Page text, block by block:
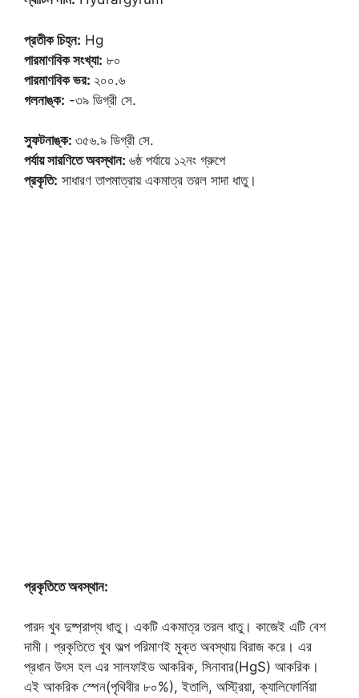
প্রতীক চিহ্ন: Hg
পারমাণবিক সংখ্যা: ৮০
পারমাণবিক ভর: ২০০.৬
গলনাঙ্ক: -৩৯ ডিগ্রী সে.
স্ফুটনাঙ্ক: ৩৫৬.৯ ডিগ্রী সে.
পর্যায় সারণিতে অবস্থান: ৬ষ্ঠ পর্যায়ে ১২নং গ্রুপে
প্রকৃতি: সাধারণ তাপমাত্রায় একমাত্র তরল সাদা ধাতু।
প্রকৃতিতে অবস্থান:
পারদ খুব দুষ্প্রাপ্য ধাতু। একটি একমাত্র তরল ধাতু। কাজেই এটি বেশ
দামী। প্রকৃতিতে খুব অল্প পরিমাণই মুক্ত অবস্থায় বিরাজ করে। এর
প্রধান উৎস হল এর সালফাইড আকরিক, সিনাবার(HgS) আকরিক।
এই আকরিক স্পেন(পৃথিবীর ৮০%), ইতালি, অস্ট্রিয়া, ক্যালিফোর্নিয়া